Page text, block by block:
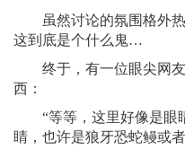
虽然讨论的氛围格外热
这到底是个什么鬼…
终于，有一位眼尖网友
西：
“等等，这里好像是眼
睛，也许是狼牙恐蛇鳗或